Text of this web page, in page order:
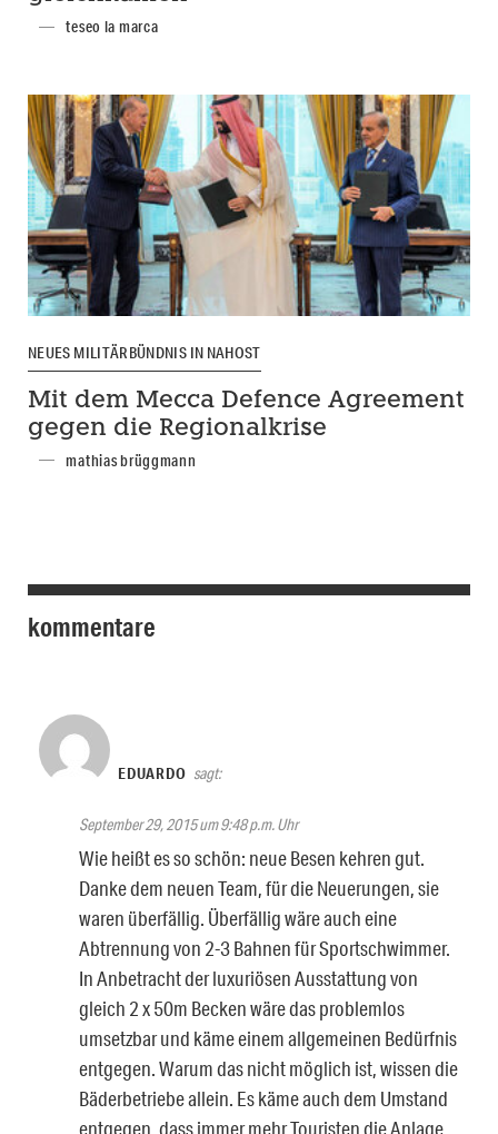
teseo la marca
NEUES MILITÄRBÜNDNIS IN NAHOST
Mit dem Mecca Defence Agreement
gegen die Regionalkrise
mathias brüggmann
kommentare
EDUARDO sagt:
September 29, 2015 um 9:48 p.m. Uhr
Wie heißt es so schön: neue Besen kehren gut.
Danke dem neuen Team, für die Neuerungen, sie
waren überfällig. Überfällig wäre auch eine
Abtrennung von 2-3 Bahnen für Sportschwimmer.
In Anbetracht der luxuriösen Ausstattung von
gleich 2 x 50m Becken wäre das problemlos
umsetzbar und käme einem allgemeinen Bedürfnis
entgegen. Warum das nicht möglich ist, wissen die
Bäderbetriebe allein. Es käme auch dem Umstand
entgegen, dass immer mehr Touristen die Anlage